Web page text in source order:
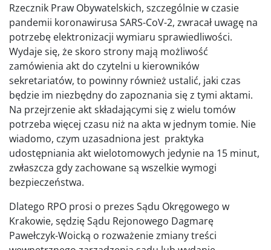
Rzecznik Praw Obywatelskich, szczególnie w czasie
pandemii koronawirusa SARS-CoV-2, zwracał uwagę na
potrzebę elektronizacji wymiaru sprawiedliwości.
Wydaje się, że skoro strony mają możliwość
zamówienia akt do czytelni u kierowników
sekretariatów, to powinny również ustalić, jaki czas
będzie im niezbędny do zapoznania się z tymi aktami.
Na przejrzenie akt składającymi się z wielu tomów
potrzeba więcej czasu niż na akta w jednym tomie. Nie
wiadomo, czym uzasadniona jest praktyka
udostępniania akt wielotomowych jedynie na 15 minut,
zwłaszcza gdy zachowane są wszelkie wymogi
bezpieczeństwa.
Dlatego RPO prosi o prezes Sądu Okręgowego w
Krakowie, sędzię Sądu Rejonowego Dagmarę
Pawełczyk-Woicką o rozważenie zmiany treści